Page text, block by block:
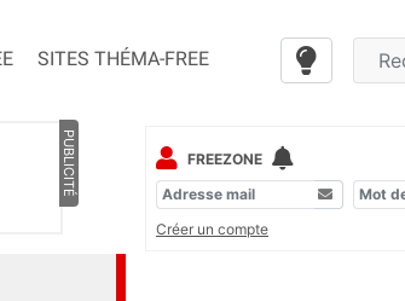
SITES THÉMA-FREE
PUBLICITÉ
FREEZONE
Créer un compte